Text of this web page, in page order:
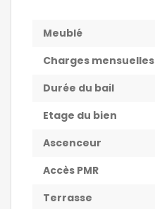
Meublé
Charges mensuelles
Durée du bail
Etage du bien
Ascenceur
Accès PMR
Terrasse